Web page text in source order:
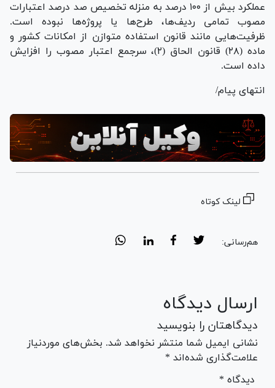
عملکرد بیش از ۱۰۰ درصد به منزله تخصیص صد درصد اعتبارات
مصوب تمامی ردیف‌ها، طرح‌ها یا پروژه‌ها نبوده است.
ظرفیت‌هایی مانند قانون استفاده متوازن از امکانات کشور و
ماده (۲۸) قانون الحاق (۲)، سرجمع اعتبار مصوب را افزایش
داده است.
انتهای پیام/
لینک کوتاه
هم‌رسانی:
ارسال دیدگاه
دیدگاهتان را بنویسید
نشانی ایمیل شما منتشر نخواهد شد. بخش‌های موردنیاز
علامت‌گذاری شده‌اند *
* دیدگاه